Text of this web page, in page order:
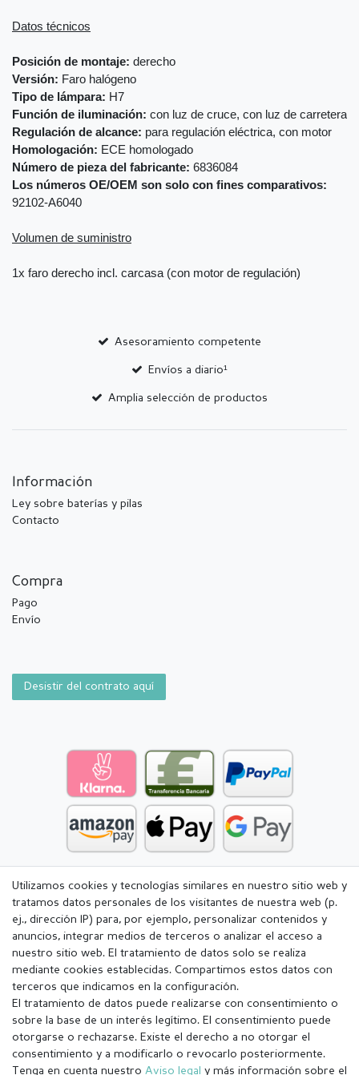
Datos técnicos
Posición de montaje: derecho
Versión: Faro halógeno
Tipo de lámpara: H7
Función de iluminación: con luz de cruce, con luz de carretera
Regulación de alcance: para regulación eléctrica, con motor
Homologación: ECE homologado
Número de pieza del fabricante: 6836084
Los números OE/OEM son solo con fines comparativos:
92102-A6040
Volumen de suministro
1x faro derecho incl. carcasa (con motor de regulación)
Asesoramiento competente
Envíos a diario¹
Amplia selección de productos
Información
Ley sobre baterías y pilas
Contacto
Compra
Pago
Envío
Desistir del contrato aquí
Utilizamos cookies y tecnologías similares en nuestro sitio web y
tratamos datos personales de los visitantes de nuestra web (p.
ej., dirección IP) para, por ejemplo, personalizar contenidos y
anuncios, integrar medios de terceros o analizar el acceso a
nuestro sitio web. El tratamiento de datos solo se realiza
mediante cookies establecidas. Compartimos estos datos con
terceros que indicamos en la configuración.
El tratamiento de datos puede realizarse con consentimiento o
sobre la base de un interés legítimo. El consentimiento puede
otorgarse o rechazarse. Existe el derecho a no otorgar el
consentimiento y a modificarlo o revocarlo posteriormente.
Tenga en cuenta nuestro Aviso legal y más información sobre el